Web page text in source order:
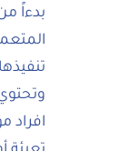
افراد